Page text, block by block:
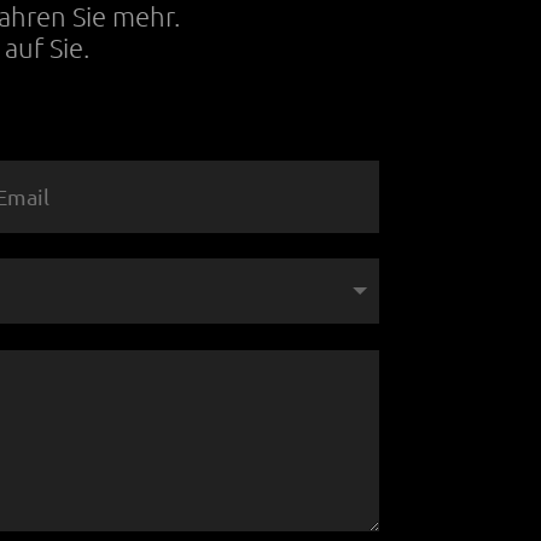
Sie mehr.
Sie.